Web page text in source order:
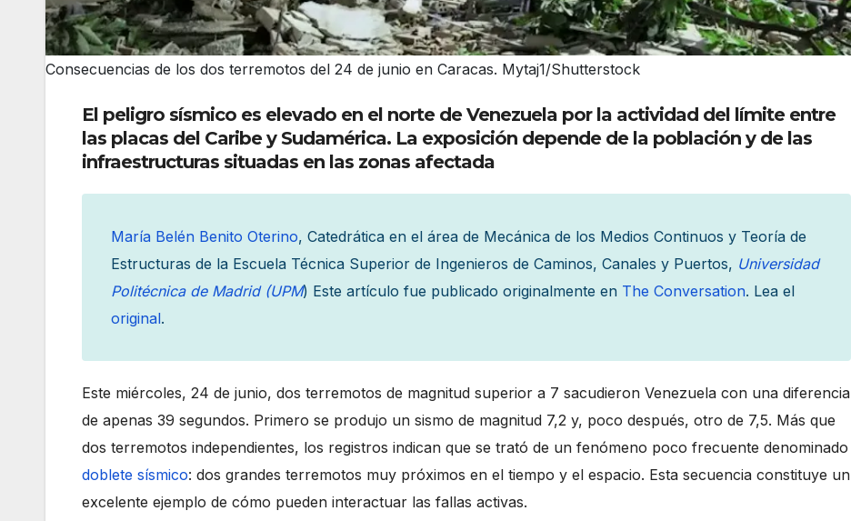
Consecuencias de los dos terremotos del 24 de junio en Caracas. Mytaj1/Shutterstock
El peligro sísmico es elevado en el norte de Venezuela por la actividad del límite entre
las placas del Caribe y Sudamérica. La exposición depende de la población y de las
infraestructuras situadas en las zonas afectada
María Belén Benito Oterino, Catedrática en el área de Mecánica de los Medios Continuos y Teoría de
Estructuras de la Escuela Técnica Superior de Ingenieros de Caminos, Canales y Puertos, Universidad
Politécnica de Madrid (UPM) Este artículo fue publicado originalmente en The Conversation. Lea el
original.
Este miércoles, 24 de junio, dos terremotos de magnitud superior a 7 sacudieron Venezuela con una diferencia
de apenas 39 segundos. Primero se produjo un sismo de magnitud 7,2 y, poco después, otro de 7,5. Más que
dos terremotos independientes, los registros indican que se trató de un fenómeno poco frecuente denominado
doblete sísmico: dos grandes terremotos muy próximos en el tiempo y el espacio. Esta secuencia constituye un
excelente ejemplo de cómo pueden interactuar las fallas activas.